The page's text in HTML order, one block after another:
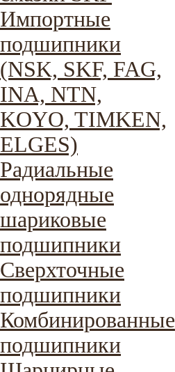
Импортные
подшипники
(NSK, SKF, FAG,
INA, NTN,
KOYO, TIMKEN,
ELGES)
Радиальные
однорядные
шариковые
подшипники
Сверхточные
подшипники
Комбинированные
подшипники